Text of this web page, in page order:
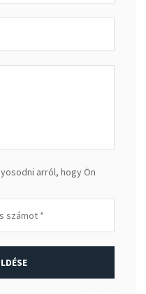
arról, hogy Ön